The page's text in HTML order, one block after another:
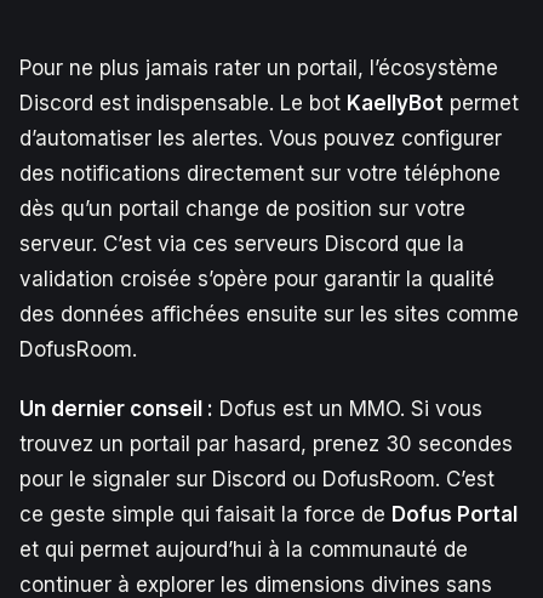
Pour ne plus jamais rater un portail, l’écosystème
Discord est indispensable. Le bot KaellyBot permet
d’automatiser les alertes. Vous pouvez configurer
des notifications directement sur votre téléphone
dès qu’un portail change de position sur votre
serveur. C’est via ces serveurs Discord que la
validation croisée s’opère pour garantir la qualité
des données affichées ensuite sur les sites comme
DofusRoom.
Un dernier conseil : Dofus est un MMO. Si vous
trouvez un portail par hasard, prenez 30 secondes
pour le signaler sur Discord ou DofusRoom. C’est
ce geste simple qui faisait la force de Dofus Portal
et qui permet aujourd’hui à la communauté de
continuer à explorer les dimensions divines sans